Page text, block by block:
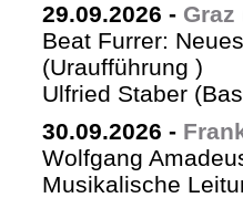
29.09.2026 - Graz
Beat Furrer:
(Uraufführung )
Ulfried Staber
30.09.2026 -
Wolfgang
Musikalische